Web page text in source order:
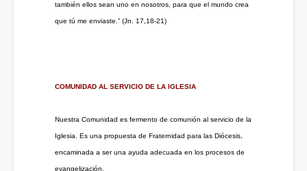
también ellos sean uno en nosotros, para que el mundo crea
que tú me enviaste.” (Jn. 17,18-21)
COMUNIDAD AL SERVICIO DE LA IGLESIA
Nuestra Comunidad es fermento de comunión al servicio de la
Iglesia. Es una propuesta de Fraternidad para las Diócesis,
encaminada a ser una ayuda adecuada en los procesos de
evangelización.